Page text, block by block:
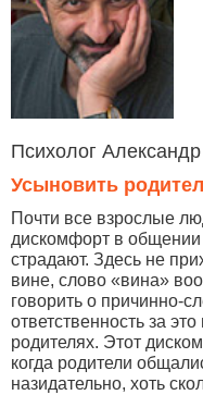
Психолог
Усыновить
Почти все взрослые
дискомфорт в общении
страдают. Здесь не
вине, слово «вина»
говорить о причинно-
ответственность за
родителях. Этот
когда родители
назидательно, хоть